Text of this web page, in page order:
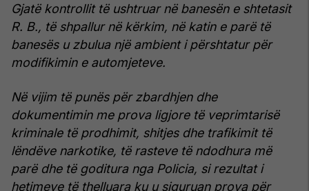
Gjatë kontrollit të ushtruar në banesën e shtetasit
R. B., të shpallur në kërkim, në katin e parë të
banesës u zbulua një ambient i përshtatur për
modifikimin e automjeteve.
Në vijim të punës për zbardhjen dhe
dokumentimin me prova ligjore të veprimtarisë
kriminale të prodhimit, shitjes dhe trafikimit të
lëndëve narkotike, të rasteve të ndodhura më
parë dhe të goditura nga Policia, si rezultat i
hetimeve të thelluara ku u siguruan prova për